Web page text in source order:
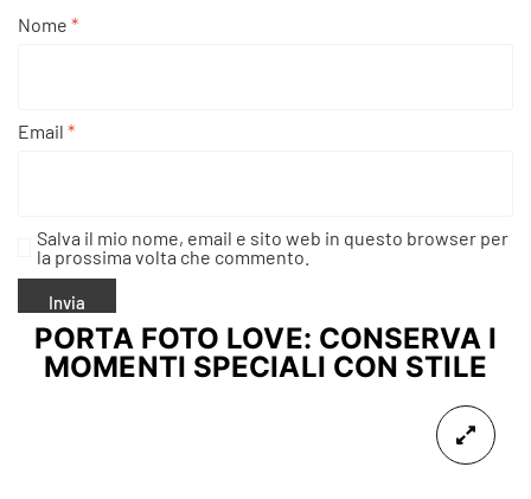
Nome *
Email *
Salva il mio nome, email e sito web in questo browser per
la prossima volta che commento.
PORTA FOTO LOVE: CONSERVA I
MOMENTI SPECIALI CON STILE